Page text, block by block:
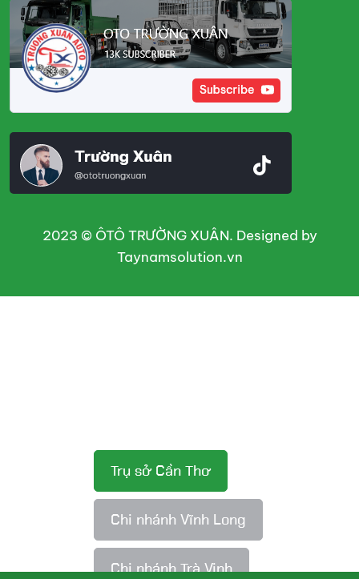
2023 © ÔTÔ TRƯỜNG XUÂN. Designed by
Taynamsolution.vn
Trụ sở Cần Thơ
Chi nhánh Vĩnh Long
Chi nhánh Trà Vinh